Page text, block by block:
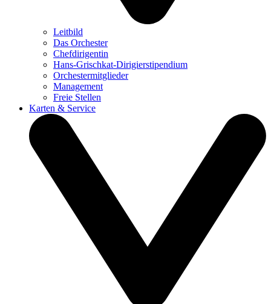
Leitbild
Das Orchester
Chefdirigentin
Hans-Grischkat-Dirigierstipendium
Orchestermitglieder
Management
Freie Stellen
Karten & Service